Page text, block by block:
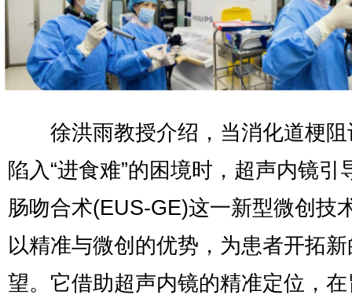
徐洪雨教授介绍，当消化道梗阻
陷入“进食难”的困境时，超声内镜引
肠吻合术(EUS-GE)这一新型微创技
以精准与微创的优势，为患者开拓
望。它借助超声内镜的精准定位，